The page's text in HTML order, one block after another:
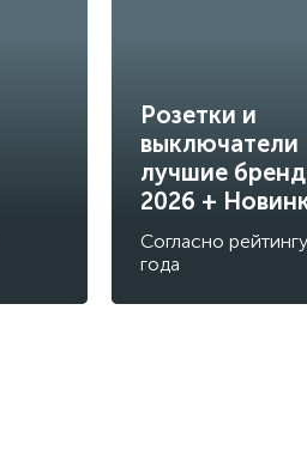
Розетки и
выключатели
лучшие
2026 +
Согласно
года